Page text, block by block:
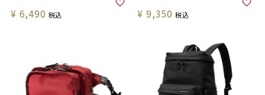
¥ 6,490 税込 ¥ 9,350 税込